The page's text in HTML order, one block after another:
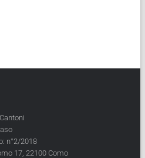
n°2/2018
17, 22100 Como